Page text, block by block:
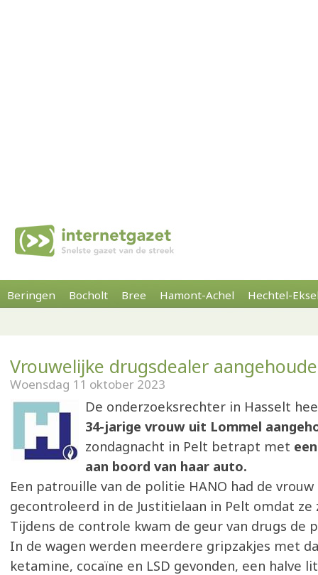
Beringen Bocholt Bree Hamont-Achel Hechtel-
Vrouwelijke drugsdealer
Woensdag 11 oktober 2023
De onderzoeksrechter in Hasselt
34-jarige vrouw uit Lommel
zondagnacht in Pelt betrapt met
aan boord van haar auto.
Een patrouille van de politie HANO had de
gecontroleerd in de Justitielaan in Pelt omdat ze
Tijdens de controle kwam de geur van drugs de
In de wagen werden meerdere gripzakjes met
ketamine, cocaïne en LSD gevonden, een halve